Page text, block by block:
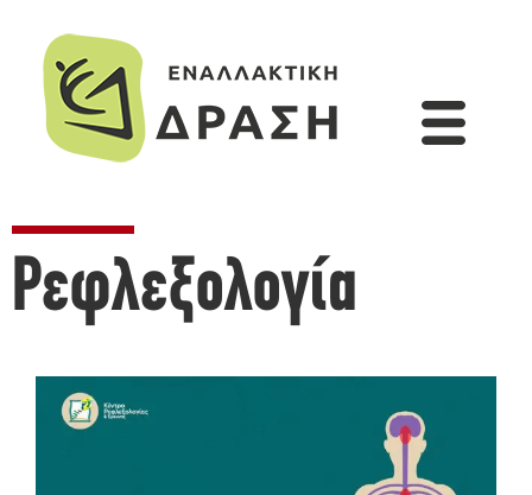
Ρεφλεξολογία